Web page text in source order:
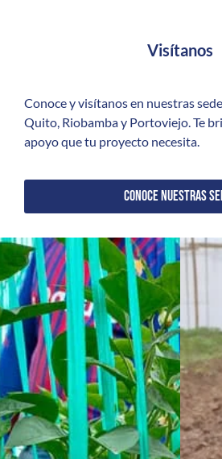
Visítanos
Conoce y visítanos en nuestras
Quito, Riobamba y Portoviejo. Te
apoyo que tu proyecto necesita.
CONOCE NUESTRAS